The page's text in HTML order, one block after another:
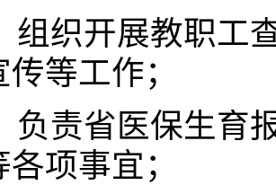
组织开展教职工
等工作；
负责省医保生育
项事宜；